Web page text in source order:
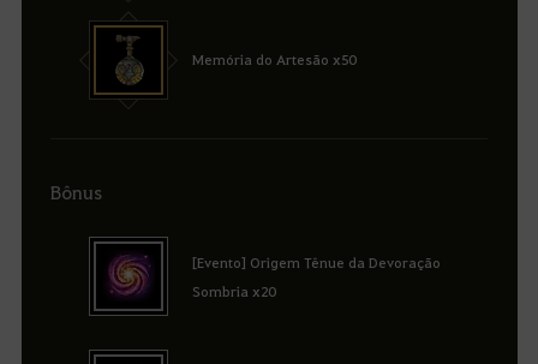
Memória do Artesão x50
Bônus
[Evento] Origem Tênue da Devoração
Sombria x20